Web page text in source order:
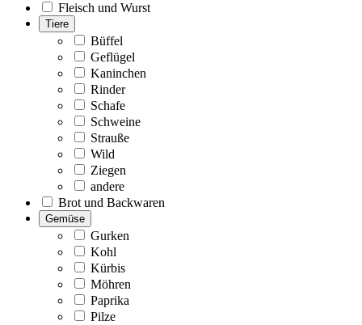
Fleisch und Wurst
Tiere
Büffel
Geflügel
Kaninchen
Rinder
Schafe
Schweine
Strauße
Wild
Ziegen
andere
Brot und Backwaren
Gemüse
Gurken
Kohl
Kürbis
Möhren
Paprika
Pilze